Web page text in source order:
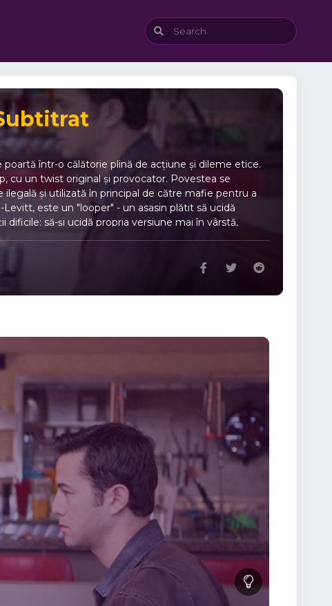
într-o călătorie plină de acțiune și dileme etice.
cu un twist original și provocator. Povestea se
și utilizată în principal de către mafie pentru a
este un "looper" - un asasin plătit să ucidă
să-și ucidă propria versiune mai în vârstă,
o vâltoare de acțiune, Joe începe să se confrunte
cu dilema de a ucide sau a salva viitorul său, el
cursul evenimentelor. "Looper: Asasin în Viitor" nu
acțiunilor noastre. Regizorul Rian Johnson
într-o experiență cinematografică captivantă și
și o imagine captivantă a unui viitor
filmul te transpune într-o lume în care
Johnson, completează perfect atmosfera
suspansul și drama, aducând o dimensiune
Asasin în Viitor" este și o meditație profundă
explorează întrebări fundamentale despre
captivantă, personaje complexe și o viziune
care îți va stârni curiozitatea și te va captiva de la
acest film este cu siguranță o alegere perfectă.